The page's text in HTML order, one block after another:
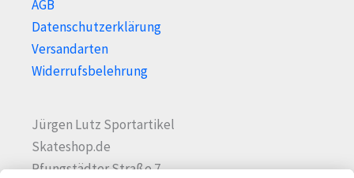
AGB
Datenschutzerklärung
Versandarten
Widerrufsbelehrung
Jürgen Lutz Sportartikel
Skateshop.de
Pfungstädter Straße 7